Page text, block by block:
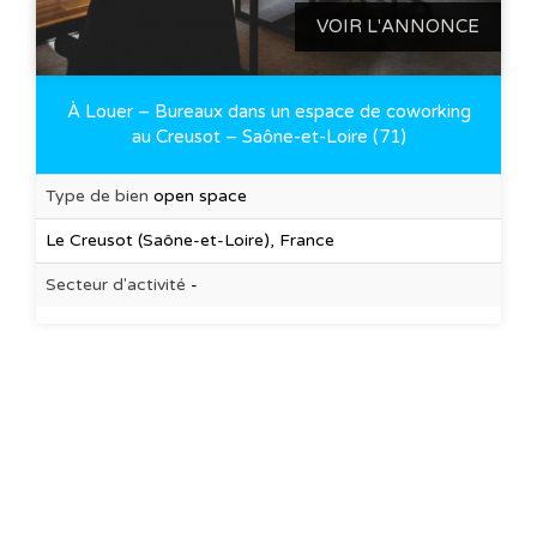
VOIR L'ANNONCE
À Louer – Bureaux dans un espace de coworking
au Creusot – Saône-et-Loire (71)
Type de bien open space
Le Creusot (Saône-et-Loire), France
Secteur d'activité -